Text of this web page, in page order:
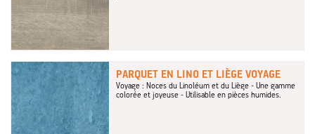
PARQUET EN LINO ET LIÈGE VOYAGE
Voyage : Noces du Linoléum et du Liège - Une gamme
colorée et joyeuse - Utilisable en pièces humides.